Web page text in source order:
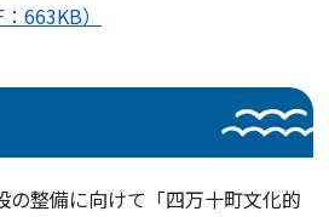
663KB）
整備に向けて「四万十町文化的